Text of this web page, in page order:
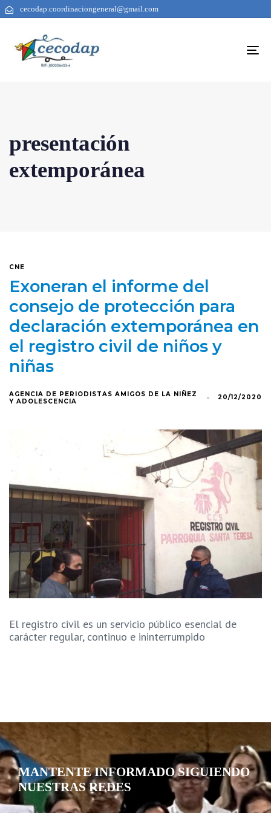
cecodap.coordinaciongeneral@gmail.com
presentación
extemporánea
CNE
Exoneran el informe del
consejo de protección para
declaración extemporánea en
el registro civil de niños y
niñas
AGENCIA DE PERIODISTAS AMIGOS DE LA NIÑEZ
Y ADOLESCENCIA
20/12/2020
El registro civil es un servicio público esencial de
carácter regular, continuo e ininterrumpido
MANTENTE INFORMADO SIGUIENDO
NUESTRAS REDES